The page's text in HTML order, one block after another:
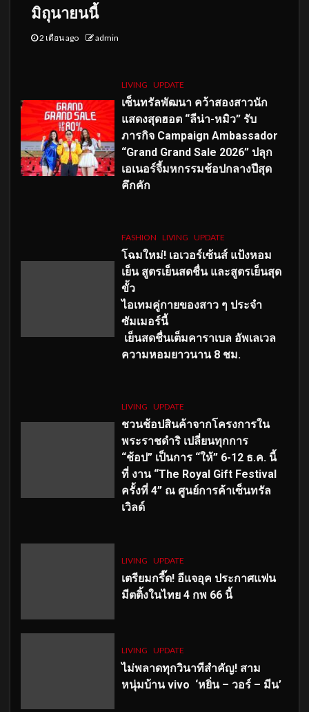
มิถุนายนนี้
2 เดือน ago admin
LIVING UPDATE
เซ็นทรัลพัฒนา คว้าสองสาวนัก
แสดงสุดฮอต “ลีน่า-หมิว” รับ
ภารกิจ Campaign Ambassador
“Grand Grand Sale 2026” ปลุก
เอเนอร์จี้มหกรรมช้อปกลางปีสุด
คึกคัก
FASHION LIVING UPDATE
โฉมใหม่! เอเวอร์เซ้นส์ แป้งหอม
เย็น สูตรเย็นสดชื่น และสูตรเย็นสุด
ขั้ว
ไอเทมคู่กายของสาว ๆ ประจำ
ซัมเมอร์นี้
เย็นสดชื่นเต็มคาราเบล อัพเลเวล
ความหอมยาวนาน 8 ชม.
LIVING UPDATE
ชวนช้อปสินค้าจากโครงการใน
พระราชดำริ เปลี่ยนทุกการ
“ช้อป” เป็นการ “ให้” 6-12 ธ.ค. นี้
ที่ งาน “The Royal Gift Festival
ครั้งที่ 4” ณ ศูนย์การค้าเซ็นทรัล
เวิลด์
LIVING UPDATE
เตรียมกรี๊ด! อีแจอุค ประกาศแฟน
มีตติ้งในไทย 4 กพ 66 นี้
LIVING UPDATE
ไม่พลาดทุกวินาทีสำคัญ! สาม
หนุ่มบ้าน vivo ‘หยิ่น – วอร์ – มีน’